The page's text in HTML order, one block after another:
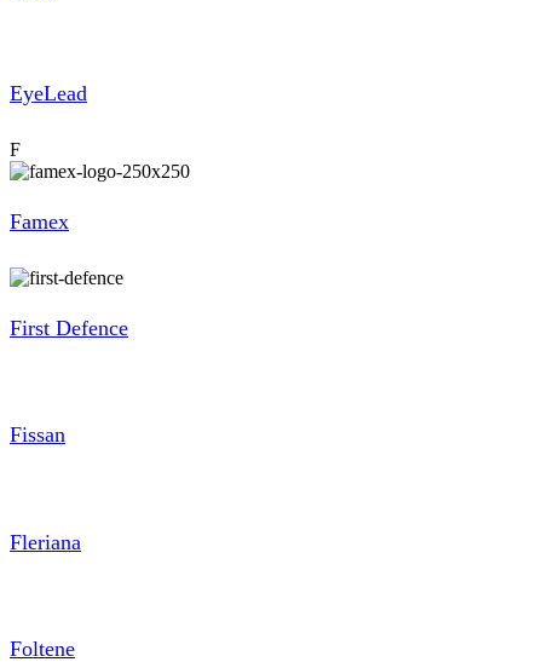
EyeLead
F
Famex
First Defence
Fissan
Fleriana
Foltene